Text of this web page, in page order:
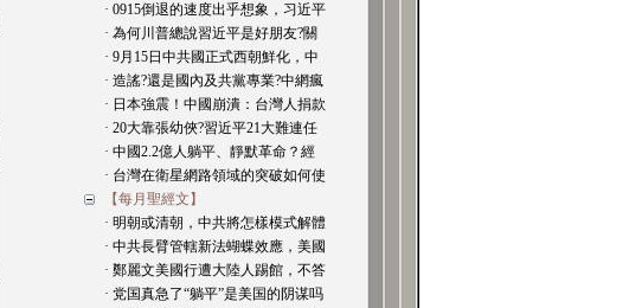
· 0915倒退的速度出乎想象，习近平
· 為何川普總說習近平是好朋友?關
· 9月15日中共國正式西朝鮮化，中
· 造謠?還是國內及共黨專業?中網瘋
· 日本強震！中國崩潰：台灣人捐款
· 20大靠張幼俠?習近平21大難連任
· 中國2.2億人躺平、靜默革命？經
· 台灣在衛星網路領域的突破如何使
【每月聖經文】
· 明朝或清朝，中共將怎樣模式解體
· 中共長臂管轄新法蝴蝶效應，美國
· 鄭麗文美國行遭大陸人踢館，不答
· 党国真急了“躺平”是美国的阴谋吗